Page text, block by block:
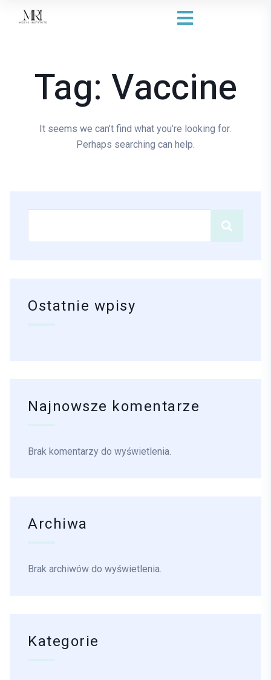
Tag: Vaccine
It seems we can’t find what you’re looking for.
Perhaps searching can help.
Ostatnie wpisy
Najnowsze komentarze
Brak komentarzy do wyświetlenia.
Archiwa
Brak archiwów do wyświetlenia.
Kategorie